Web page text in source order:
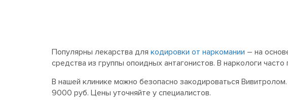
Популярны лекарства для кодировки от наркомании – на
средства из группы опоидных антагонистов. В наркологи
В нашей клинике можно безопасно закодироваться
9000 руб. Цены уточняйте у специалистов.